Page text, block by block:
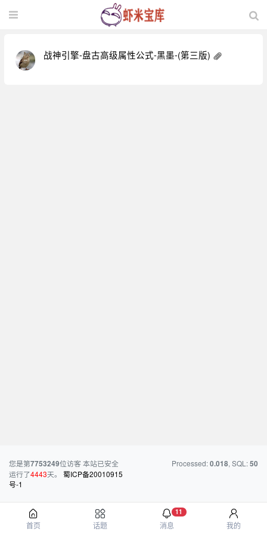
战神引擎-盘古高级属性公式-黑墨-(第三版)
您是第7753249位访客 本站已安全
运行了4443天。
蜀ICP备20010915
号-1
Processed:0.018, SQL:50
首页 话题
11
消息 我的